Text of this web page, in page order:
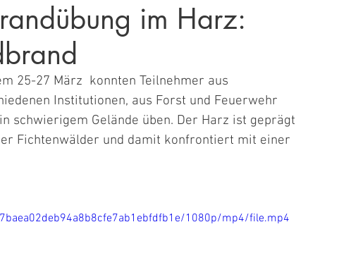
im Harz:
25-27 März  konnten Teilnehmer aus
Institutionen, aus Forst und Feuerwehr
schwierigem Gelände üben. Der Harz ist geprägt
Fichtenwälder und damit konfrontiert mit einer
1080p/mp4/file.mp4